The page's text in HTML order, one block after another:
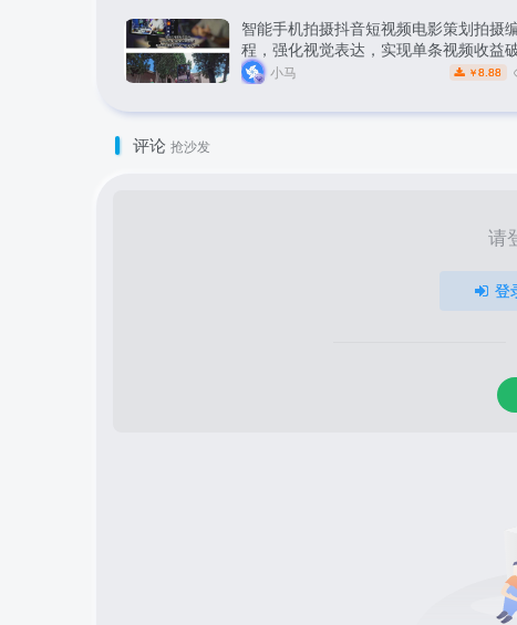
智能手机拍摄抖音短视频电影策划拍摄
程，强化视觉表达，实现单条视频收益
小马 ￥ 8.88
评论 抢沙发
请
登